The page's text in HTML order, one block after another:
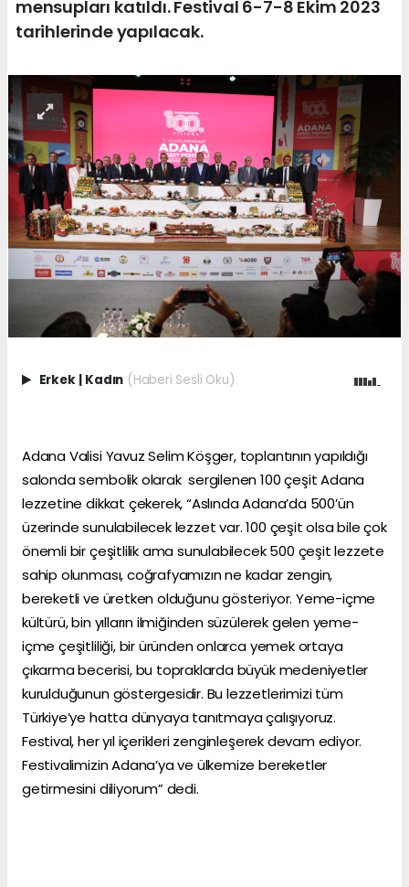
mensupları katıldı. Festival 6-7-8 Ekim 2023
tarihlerinde yapılacak.
Erkek | Kadın (Haberi Sesli Oku)
Adana Valisi Yavuz Selim Köşger, toplantının yapıldığı
salonda sembolik olarak sergilenen 100 çeşit Adana
lezzetine dikkat çekerek, “Aslında Adana’da 500’ün
üzerinde sunulabilecek lezzet var. 100 çeşit olsa bile çok
önemli bir çeşitlilik ama sunulabilecek 500 çeşit lezzete
sahip olunması, coğrafyamızın ne kadar zengin,
bereketli ve üretken olduğunu gösteriyor. Yeme-içme
kültürü, bin yılların ilmiğinden süzülerek gelen yeme-
içme çeşitliliği, bir üründen onlarca yemek ortaya
çıkarma becerisi, bu topraklarda büyük medeniyetler
kurulduğunun göstergesidir. Bu lezzetlerimizi tüm
Türkiye’ye hatta dünyaya tanıtmaya çalışıyoruz.
Festival, her yıl içerikleri zenginleşerek devam ediyor.
Festivalimizin Adana’ya ve ülkemize bereketler
getirmesini diliyorum” dedi.